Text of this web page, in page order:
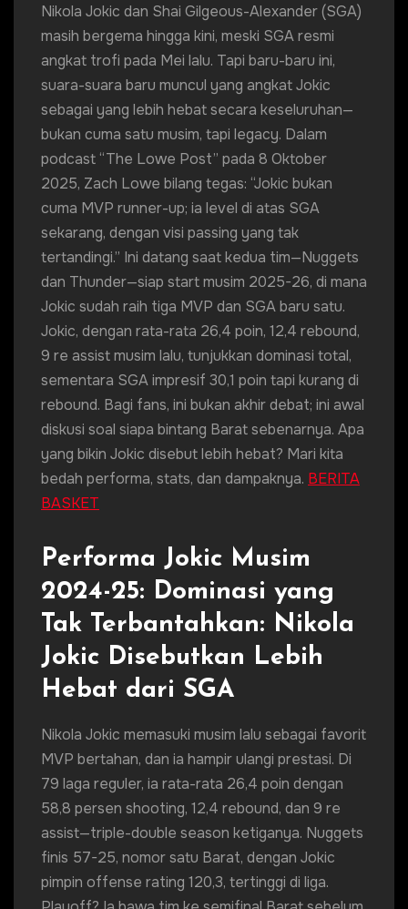
Nikola Jokic dan Shai Gilgeous-Alexander (SGA)
masih bergema hingga kini, meski SGA resmi
angkat trofi pada Mei lalu. Tapi baru-baru ini,
suara-suara baru muncul yang angkat Jokic
sebagai yang lebih hebat secara keseluruhan—
bukan cuma satu musim, tapi legacy. Dalam
podcast “The Lowe Post” pada 8 Oktober
2025, Zach Lowe bilang tegas: “Jokic bukan
cuma MVP runner-up; ia level di atas SGA
sekarang, dengan visi passing yang tak
tertandingi.” Ini datang saat kedua tim—Nuggets
dan Thunder—siap start musim 2025-26, di mana
Jokic sudah raih tiga MVP dan SGA baru satu.
Jokic, dengan rata-rata 26,4 poin, 12,4 rebound,
9 re assist musim lalu, tunjukkan dominasi total,
sementara SGA impresif 30,1 poin tapi kurang di
rebound. Bagi fans, ini bukan akhir debat; ini awal
diskusi soal siapa bintang Barat sebenarnya. Apa
yang bikin Jokic disebut lebih hebat? Mari kita
bedah performa, stats, dan dampaknya. BERITA
BASKET
Performa Jokic Musim
2024-25: Dominasi yang
Tak Terbantahkan: Nikola
Jokic Disebutkan Lebih
Hebat dari SGA
Nikola Jokic memasuki musim lalu sebagai favorit
MVP bertahan, dan ia hampir ulangi prestasi. Di
79 laga reguler, ia rata-rata 26,4 poin dengan
58,8 persen shooting, 12,4 rebound, dan 9 re
assist—triple-double season ketiganya. Nuggets
finis 57-25, nomor satu Barat, dengan Jokic
pimpin offense rating 120,3, tertinggi di liga.